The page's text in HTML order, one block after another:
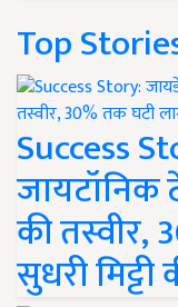
Top
Success
जायटॉनिक
की
सुधरी